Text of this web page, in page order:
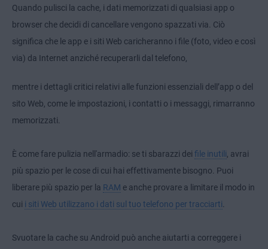
Quando pulisci la cache, i dati memorizzati di qualsiasi app o
browser che decidi di cancellare vengono spazzati via. Ciò
significa che le app e i siti Web caricheranno i file (foto, video e così
via) da Internet anziché recuperarli dal telefono,
mentre i dettagli critici relativi alle funzioni essenziali dell’app o del
sito Web, come le impostazioni, i contatti o i messaggi, rimarranno
memorizzati.
È come fare pulizia nell'armadio: se ti sbarazzi dei file inutili, avrai
più spazio per le cose di cui hai effettivamente bisogno. Puoi
liberare più spazio per la RAM e anche provare a limitare il modo in
cui i siti Web utilizzano i dati sul tuo telefono per tracciarti.
Svuotare la cache su Android può anche aiutarti a correggere i